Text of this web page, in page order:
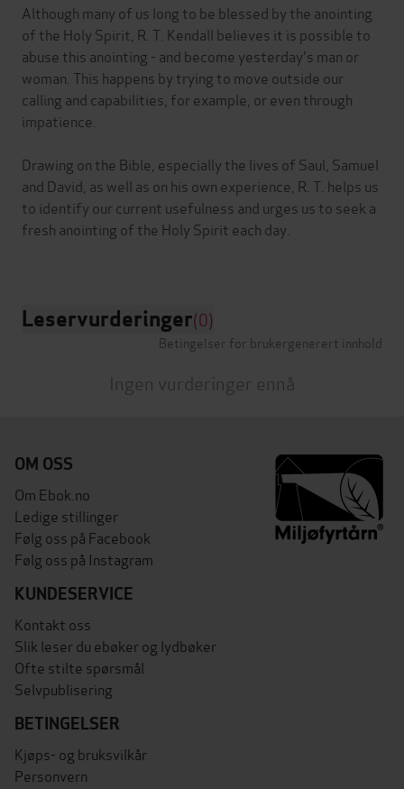
Although many of us long to be blessed by the anointing
of the Holy Spirit, R. T. Kendall believes it is possible to
abuse this anointing - and become yesterday's man or
woman. This happens by trying to move outside our
calling and capabilities, for example, or even through
impatience.
Drawing on the Bible, especially the lives of Saul, Samuel
and David, as well as on his own experience, R. T. helps us
to identify our current usefulness and urges us to seek a
fresh anointing of the Holy Spirit each day.
Leservurderinger(0)
Betingelser for brukergenerert innhold
Ingen vurderinger ennå
OM OSS
Om Ebok.no
Ledige stillinger
Følg oss på Facebook
Følg oss på Instagram
KUNDESERVICE
Kontakt oss
Slik leser du ebøker og lydbøker
Ofte stilte spørsmål
Selvpublisering
BETINGELSER
Kjøps- og bruksvilkår
Personvern